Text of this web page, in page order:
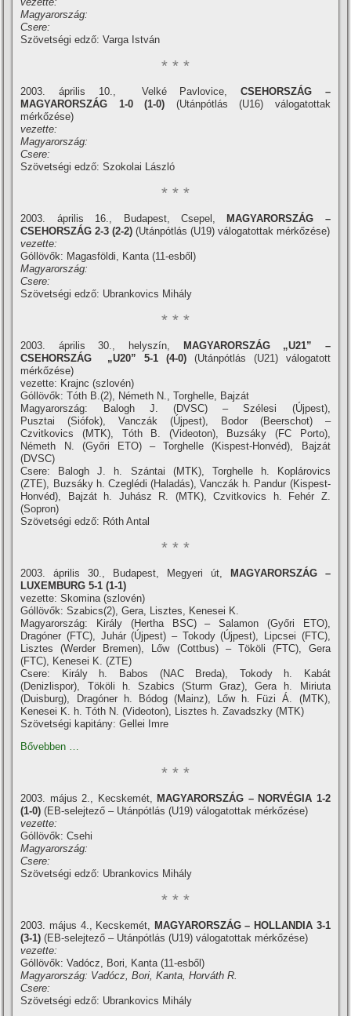
Magyarország:
Csere:
Szövetségi edző: Varga István
* * *
2003. április 10., Velké Pavlovice, CSEHORSZÁG –
MAGYARORSZÁG 1-0 (1-0) (Utánpótlás (U16) válogatottak
mérkőzése)
vezette:
Magyarország:
Csere:
Szövetségi edző: Szokolai László
* * *
2003. április 16., Budapest, Csepel, MAGYARORSZÁG –
CSEHORSZÁG 2-3 (2-2) (Utánpótlás (U19) válogatottak mérkőzése)
vezette:
Góllövők: Magasföldi, Kanta (11-esből)
Magyarország:
Csere:
Szövetségi edző: Ubrankovics Mihály
* * *
2003. április 30., helyszí­n,
MAGYARORSZÁG „U21” –
CSEHORSZÁG „U20” 5-1 (4-0)(Utánpótlás (U21) válogatott
mérkőzése)
vezette: Krajnc (szlovén)
Góllövők: Tóth B.(2), Németh N., Torghelle, Bajzát
Magyarország: Balogh J. (DVSC) – Szélesi (Újpest),
Pusztai (Siófok), Vanczák (Újpest), Bodor (Beerschot) –
Czvitkovics (MTK), Tóth B. (Videoton), Buzsáky (FC Porto),
Németh N. (Győri ETO) – Torghelle (Kispest-Honvéd), Bajzát
(DVSC)
Csere: Balogh J. h. Szántai (MTK), Torghelle h. Koplárovics
(ZTE), Buzsáky h. Czeglédi (Haladás), Vanczák h. Pandur (Kispest-
Honvéd), Bajzát h. Juhász R. (MTK), Czvitkovics h. Fehér Z.
(Sopron)
Szövetségi edző: Róth Antal
* * *
2003. április 30., Budapest, Megyeri út,
MAGYARORSZÁG –
LUXEMBURG 5-1 (1-1)
vezette: Skomina (szlovén)
Góllövők: Szabics(2), Gera, Lisztes, Kenesei K.
Magyarország: Király (Hertha BSC) – Salamon (Győri ETO),
Dragóner (FTC), Juhár (Újpest) – Tokody (Újpest), Lipcsei (FTC),
Lisztes (Werder Bremen), Lőw (Cottbus) – Tököli (FTC), Gera
(FTC), Kenesei K. (ZTE)
Csere: Király h. Babos (NAC Breda), Tokody h. Kabát
(Denizlispor), Tököli h. Szabics (Sturm Graz), Gera h. Miriuta
(Duisburg), Dragóner h. Bódog (Mainz), Lőw h. Füzi Á. (MTK),
Kenesei K. h. Tóth N. (Videoton), Lisztes h. Zavadszky (MTK)
Szövetségi kapitány: Gellei Imre
Bővebben …
* * *
2003. május 2., Kecskemét, MAGYARORSZÁG – NORVÉGIA 1-2
(1-0) (EB-selejtező – Utánpótlás (U19) válogatottak mérkőzése)
vezette:
Góllövők: Csehi
Magyarország:
Csere:
Szövetségi edző: Ubrankovics Mihály
* * *
2003. május 4., Kecskemét, MAGYARORSZÁG– HOLLANDIA 3-1
(3-1) (EB-selejtező – Utánpótlás (U19) válogatottak mérkőzése)
vezette:
Góllövők: Vadócz, Bori, Kanta (11-esből)
Magyarország: Vadócz, Bori, Kanta, Horváth R.
Csere:
Szövetségi edző: Ubrankovics Mihály